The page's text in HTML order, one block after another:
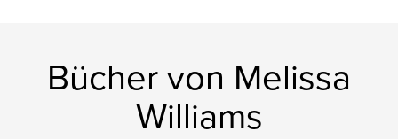
Bücher von Melissa
Williams